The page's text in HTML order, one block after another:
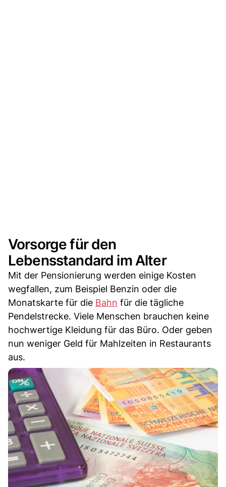
Vorsorge für den
Lebensstandard im Alter
Mit der Pensionierung werden einige Kosten
wegfallen, zum Beispiel Benzin oder die
Monatskarte für die Bahn für die tägliche
Pendelstrecke. Viele Menschen brauchen keine
hochwertige Kleidung für das Büro. Oder geben
nun weniger Geld für Mahlzeiten in Restaurants
aus.